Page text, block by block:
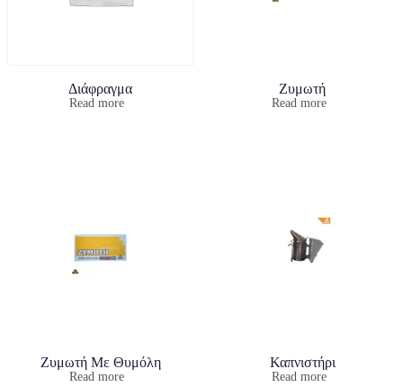
Διάφραγμα
Read more
Ζυμωτή
Read more
Ζυμωτή Με Θυμόλη
Read more
Καπνιστήρι
Read more